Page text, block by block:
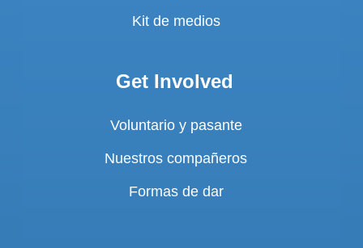
Kit de medios
Get Involved
Voluntario y pasante
Nuestros compañeros
Formas de dar